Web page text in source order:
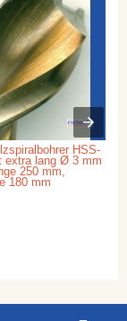
HSS-
extra lang Ø 3 mm
250 mm,
180 mm